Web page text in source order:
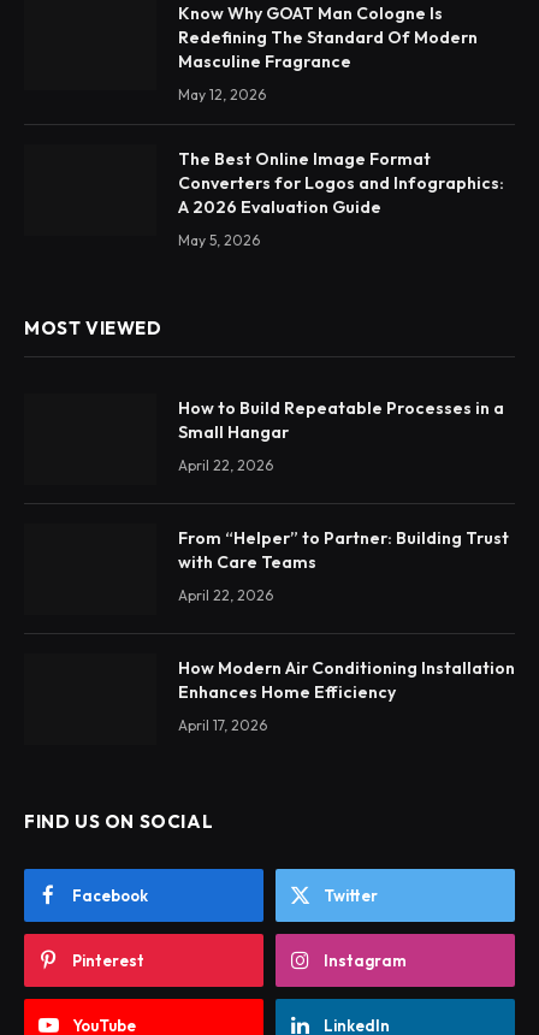
Know Why GOAT Man Cologne Is
Redefining The Standard Of Modern
Masculine Fragrance
May 12, 2026
The Best Online Image Format
Converters for Logos and Infographics:
A 2026 Evaluation Guide
May 5, 2026
MOST VIEWED
How to Build Repeatable Processes in a
Small Hangar
April 22, 2026
From “Helper” to Partner: Building Trust
with Care Teams
April 22, 2026
How Modern Air Conditioning Installation
Enhances Home Efficiency
April 17, 2026
FIND US ON SOCIAL
Facebook Twitter
Pinterest Instagram
YouTube LinkedIn